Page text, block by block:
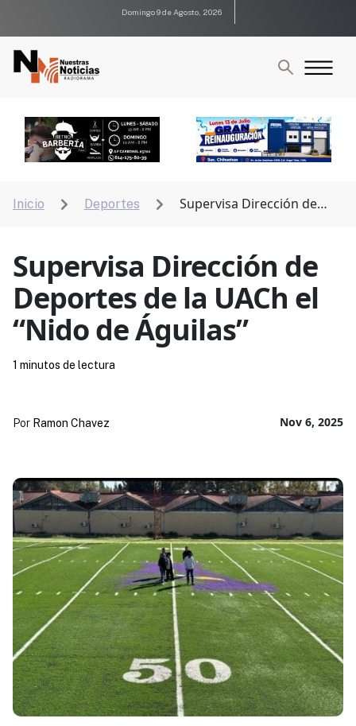
Domingo 9 de Agosto, 2026
Inicio  Deportes 
Supervisa Dirección de
Supervisa Dirección de
Deportes de la UACh el
“Nido de Águilas”
Nov 6, 2025
Por Ramon Chavez
1 minutos de lectura